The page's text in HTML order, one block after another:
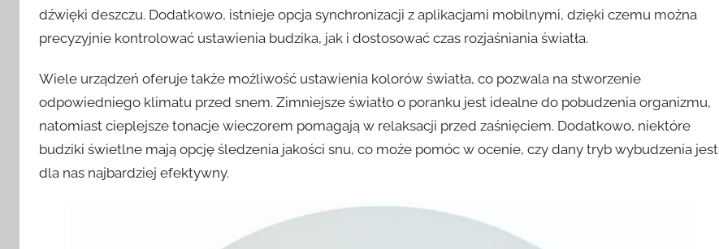
dźwięki deszczu. Dodatkowo, istnieje opcja synchronizacji z aplikacjami mobilnymi, dzięki czemu można
precyzyjnie kontrolować ustawienia budzika, jak i dostosować czas rozjaśniania światła.
Wiele urządzeń oferuje także możliwość ustawienia kolorów światła, co pozwala na stworzenie
odpowiedniego klimatu przed snem. Zimniejsze światło o poranku jest idealne do pobudzenia organizmu,
natomiast cieplejsze tonacje wieczorem pomagają w relaksacji przed zaśnięciem. Dodatkowo, niektóre
budziki świetlne mają opcję śledzenia jakości snu, co może pomóc w ocenie, czy dany tryb wybudzenia jest
dla nas najbardziej efektywny.